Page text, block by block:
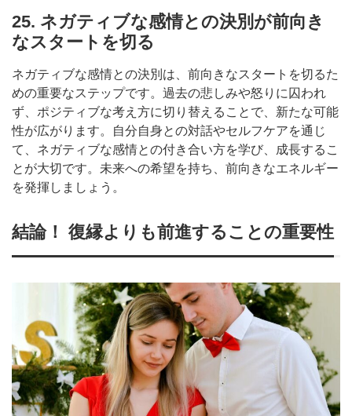
25. ネガティブな感情との決別が前向き
なスタートを切る
ネガティブな感情との決別は、前向きなスタートを切るた
めの重要なステップです。過去の悲しみや怒りに囚われ
ず、ポジティブな考え方に切り替えることで、新たな可能
性が広がります。自分自身との対話やセルフケアを通じ
て、ネガティブな感情との付き合い方を学び、成長するこ
とが大切です。未来への希望を持ち、前向きなエネルギー
を発揮しましょう。
結論！ 復縁よりも前進することの重要性